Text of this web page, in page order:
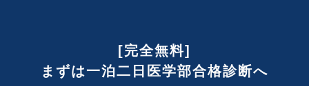
[完全無料]
まずは一泊二日医学部合格診断へ